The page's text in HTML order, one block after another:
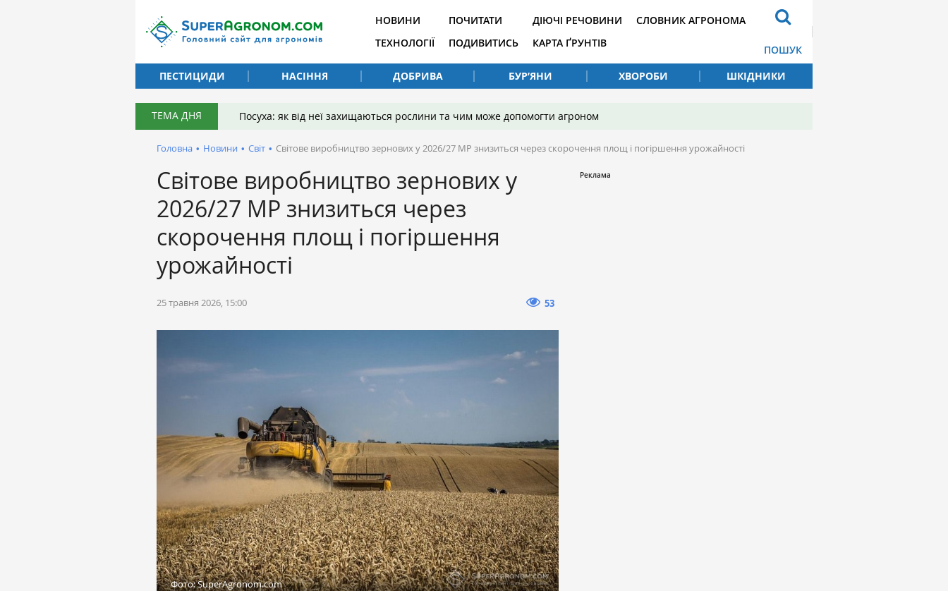
НОВИНИ
ТЕХНОЛОГІЇ
ПОЧИТАТИ
ПОДИВИТИСЬ
ДІЮЧІ РЕЧОВИНИ
КАРТА ҐРУНТІВ
СЛОВНИК АГРОНОМА
ПОШУК
ПЕСТИЦИДИ
НАСІННЯ ДОБРИВА БУР’ЯНИ ХВОРОБИ ШКІДНИКИ
ТЕМА ДНЯ Посуха: як від неї захищаються рослини та чим може допомогти агроном
Головна • Новини • Світ • Світове виробництво зернових у 2026/27 МР знизиться через скорочення площ і погіршення урожайності
Світове виробництво зернових у
2026/27 МР знизиться через
скорочення площ і погіршення
урожайності
25 травня 2026, 15:00 53
Фото: SuperAgronom.com